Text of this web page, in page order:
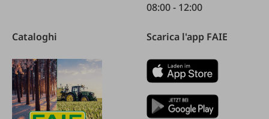
08:00 - 12:00
Cataloghi Scarica l'app FAIE